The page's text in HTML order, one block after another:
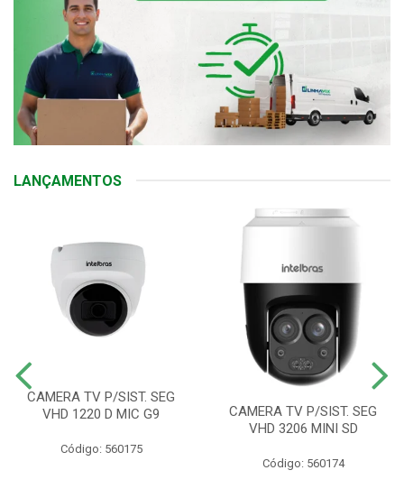
LANÇAMENTOS
CAMERA TV P/SIST. SEG
VHD 1220 D MIC G9
Código: 560175
CAMERA TV P/SIST. SEG
VHD 3206 MINI SD
Código: 560174